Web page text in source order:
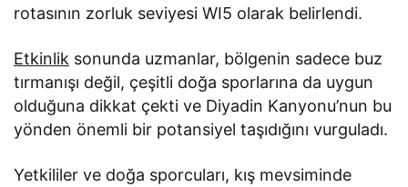
rotasının zorluk seviyesi WI5 olarak belirlendi.
Etkinlik sonunda uzmanlar, bölgenin sadece buz
tırmanışı değil, çeşitli doğa sporlarına da uygun
olduğuna dikkat çekti ve Diyadin Kanyonu’nun bu
yönden önemli bir potansiyel taşıdığını vurguladı.
Yetkililer ve doğa sporcuları, kış mevsiminde